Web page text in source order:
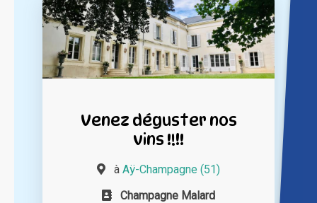
Venez déguster nos
vins !!!!
à Aÿ-Champagne (51)
Champagne Malard